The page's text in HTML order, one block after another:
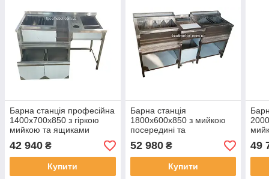
Барна станція професійна
1400х700х850 з гіркою
мийкою та ящиками
42 940 ₴
Купити
Барна станція
1800х600х850 з мийкою
посередині та
регулюванням
перегородок
52 980₴
Купити
49